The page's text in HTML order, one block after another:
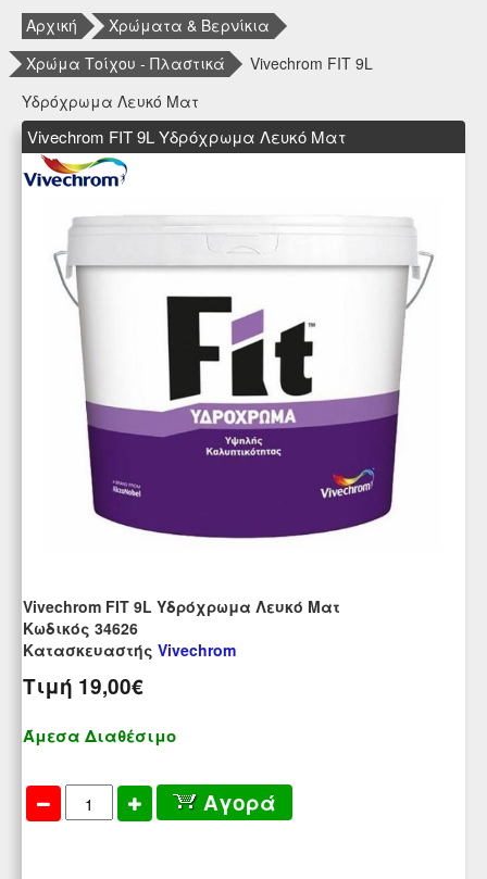
Αρχική
Χρώματα & Βερνίκια
Χρώμα Τοίχου - Πλαστικά
Vivechrom FIT 9L
Υδρόχρωμα Λευκό Ματ
Vivechrom FIT 9L Υδρόχρωμα Λευκό Ματ
Vivechrom FIT 9L Υδρόχρωμα Λευκό Ματ
Kωδικός 34626
Κατασκευαστής Vivechrom
Τιμή 19,00€
Άμεσα Διαθέσιμο
Αγορά